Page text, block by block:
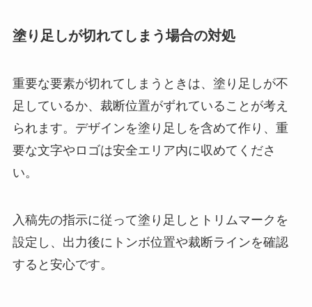
塗り足しが切れてしまう場合の対処
重要な要素が切れてしまうときは、塗り足しが不
足しているか、裁断位置がずれていることが考え
られます。デザインを塗り足しを含めて作り、重
要な文字やロゴは安全エリア内に収めてくださ
い。
入稿先の指示に従って塗り足しとトリムマークを
設定し、出力後にトンボ位置や裁断ラインを確認
すると安心です。